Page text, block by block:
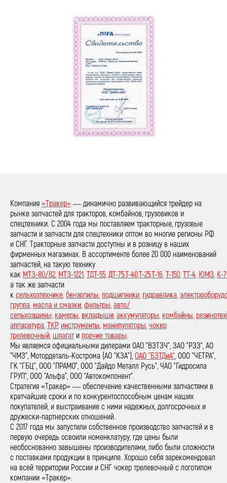
Компания «Тракер» — динамично развивающийся трейдер на
рынке запчастей для тракторов, комбайнов, грузовиков и
спецтехники. С 2004 года мы поставляем тракторные, грузовые
запчасти и запчасти для спецтехники оптом во многие регионы РФ
и СНГ. Тракторные запчасти доступны и в розницу в наших
фирменных магазинах. В ассортименте более 20 000 наименований
запчастей, на такую технику
как МТЗ-80/82 МТЗ-1221 ТДТ-55 ДТ-75Т-40,Т-25,Т-16 Т-150 ТТ-4 ЮМЗ К-
а так же запчасти
к сельхозтехнике бензопилы подшипники гидравлика
группа масла и смазки фильтры авто/
сельхозшины, камеры вкладыши аккумуляторы комбайны
аппаратура ТКР, инструменты манипуляторы чокер
трелевочный шпагати прочие товары
Мы являемся официальными дилерами ОАО "ВЗТЗЧ", ЗАО "РЗЗ", АО
"ЧМЗ", Мотордеталь-Кострома (АО "КЗА"), ОАО "БЗТДиА" , ООО "ЧЕТРА",
ГК "ГБЦ", ООО "ПРАМО", ООО "Дайдо Металл Русь", ЧАО "Гидросила
ГРУП", ООО "Альфа", ООО "Автокомпонент".
Стратегия «Тракер» — обеспечение качественными запчастями в
кратчайшие сроки и по конкурентоспособным ценам наших
покупателей, и выстраивание с ними надежных, долгосрочных и
дружески-партнерских отношений.
С 2017 года мы запустили собственное производство запчастей и в
первую очередь освоили номенклатуру, где цены были
необоснованно завышены производителями, либо были сложности
с поставками продукции в принципе. Хорошо себя зарекомендовал
на всей территории России и СНГ чокер трелевочный с логотипом
компании «Тракер».